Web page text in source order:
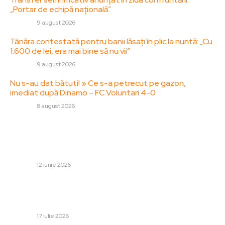
„Portar de echipă națională”
9 august 2026
Tânăra contestată pentru banii lăsați în plic la nuntă: „Cu
1.600 de lei, era mai bine să nu vii”
9 august 2026
Nu s-au dat bătuti! » Ce s-a petrecut pe gazon,
imediat după Dinamo – FC Voluntari 4-0
8 august 2026
12 iunie 2026
17 iulie 2026